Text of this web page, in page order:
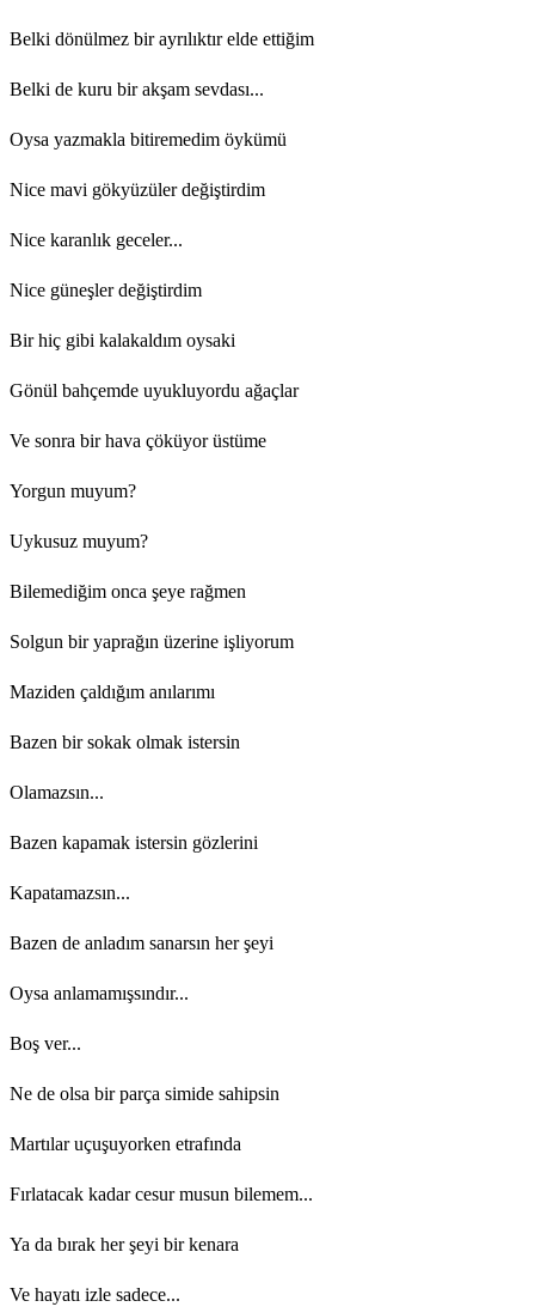
Belki dönülmez bir ayrılıktır elde ettiğim
Belki de kuru bir akşam sevdası...
Oysa yazmakla bitiremedim öykümü
Nice mavi gökyüzüler değiştirdim
Nice karanlık geceler...
Nice güneşler değiştirdim
Bir hiç gibi kalakaldım oysaki
Gönül bahçemde uyukluyordu ağaçlar
Ve sonra bir hava çöküyor üstüme
Yorgun muyum?
Uykusuz muyum?
Bilemediğim onca şeye rağmen
Solgun bir yaprağın üzerine işliyorum
Maziden çaldığım anılarımı
Bazen bir sokak olmak istersin
Olamazsın...
Bazen kapamak istersin gözlerini
Kapatamazsın...
Bazen de anladım sanarsın her şeyi
Oysa anlamamışsındır...
Boş ver...
Ne de olsa bir parça simide sahipsin
Martılar uçuşuyorken etrafında
Fırlatacak kadar cesur musun bilemem...
Ya da bırak her şeyi bir kenara
Ve hayatı izle sadece...